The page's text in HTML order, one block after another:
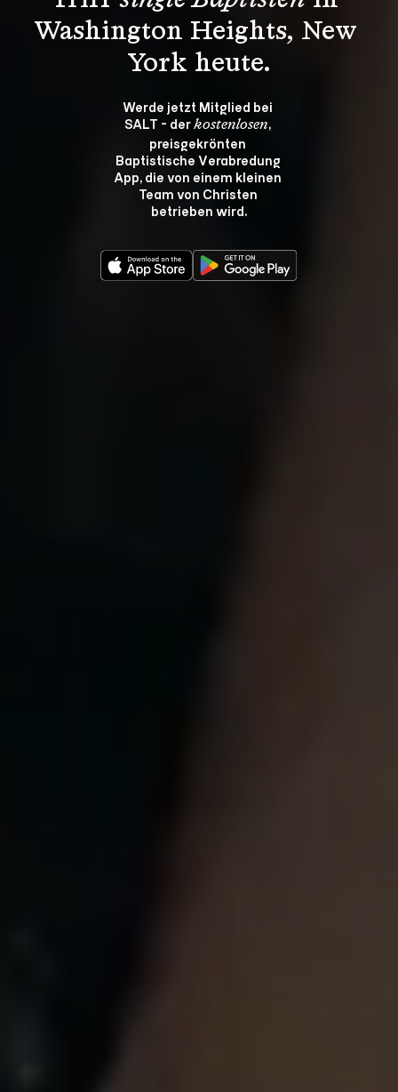
Washington Heights, New
York heute.
Werde jetzt Mitglied bei
SALT - der kostenlosen,
preisgekrönten
Baptistische Verabredung
App, die von einem kleinen
Team von Christen
betrieben wird.